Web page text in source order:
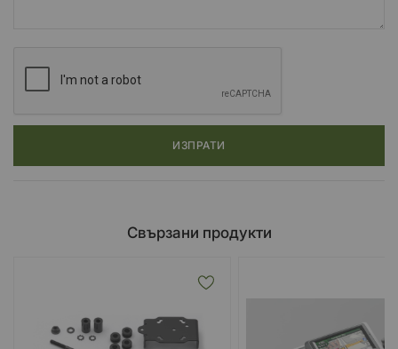
ИЗПРАТИ
Свързани продукти